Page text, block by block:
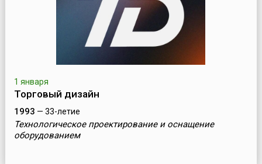
1 января
Торговый дизайн
1993 — 33-летие
Технологическое проектирование и оснащение
оборудованием